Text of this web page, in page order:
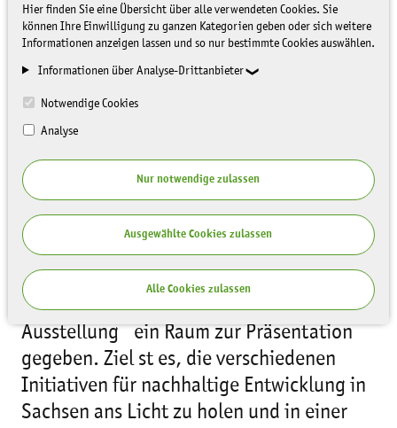
Hier finden Sie eine Übersicht über alle verwendeten Cookies. Sie
können Ihre Einwilligung zu ganzen Kategorien geben oder sich weitere
Informationen anzeigen lassen und so nur bestimmte Cookies auswählen.
Informationen über Analyse-Drittanbieter
Notwendige Cookies
Analyse
Nur notwendige zulassen
Ausgewählte Cookies zulassen
Alle Cookies zulassen
UMWELTBILDUNG
Ihren Projekten rund um das Thema der
nachhaltigen Entwicklung wird mit dieser
Ausstellung ein Raum zur Präsentation
gegeben. Ziel st es, die verschiedenen
Initiativen für nachhaltige Entwicklung in
Sachsen ans Licht zu holen und in einer